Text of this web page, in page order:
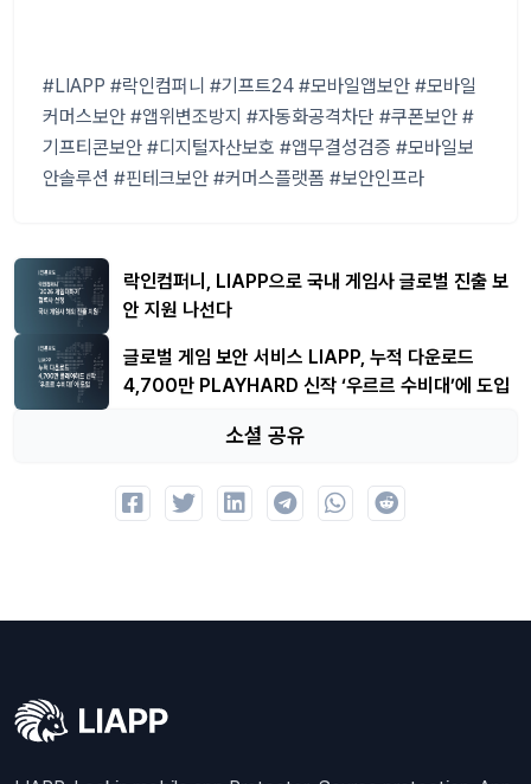
#LIAPP #락인컴퍼니 #기프트24 #모바일앱보안 #모바일
커머스보안 #앱위변조방지 #자동화공격차단 #쿠폰보안 #
기프티콘보안 #디지털자산보호 #앱무결성검증 #모바일보
안솔루션 #핀테크보안 #커머스플랫폼 #보안인프라
락인컴퍼니, LIAPP으로 국내 게임사 글로벌 진출 보
안 지원 나선다
글로벌 게임 보안 서비스 LIAPP, 누적 다운로드
4,700만 PLAYHARD 신작 ‘우르르 수비대’에 도입
소셜 공유